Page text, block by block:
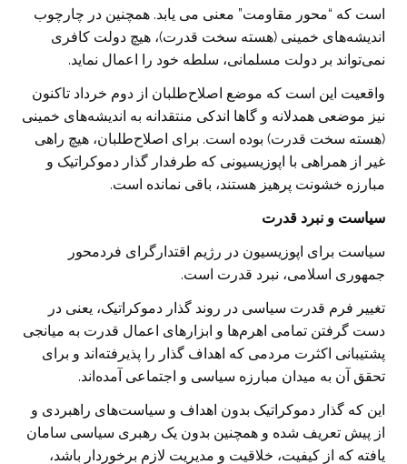
است که “محور مقاومت” معنی می یابد. همچنین در چارچوب
اندیشه‌های خمینی (هسته سخت قدرت)، هیچ دولت کافری
نمی‌تواند بر دولت مسلمانی، سلطه خود را اعمال نماید.
واقعیت این است که موضع اصلاح‌طلبان از دوم خرداد تاکنون
نیز موضعی همدلانه و گاها اندکی منتقدانه به اندیشه‌های خمینی
(هسته سخت قدرت) بوده است. برای اصلاح‌طلبا‌ن، هیچ راهی
غیر از همراهی با اپوزیسیونی که طرفدار گذار دموکراتیک و
مبارزه خشونت پرهیز هستند، باقی نمانده است.
سیاست و نبرد قدرت
سیاست برای اپوزیسیون در رژیم اقتدارگرای فردمحور
جمهوری اسلامی، نبرد قدرت است.
تغییر فرم قدرت سیاسی در روند گذار دموکراتیک، یعنی در
دست گرفتن تمامی اهرم‌ها و ابزارهای اعمال قدرت به میانجی
پشتیبانی اکثرت مردمی که اهداف گذار را پذیرفته‌اند و برای
تحقق آن به میدان مبارزه سیاسی و اجتماعی آمده‌اند.
این که گذار دموکراتیک بدون اهداف و سیاست‌های راهبردی و
از پیش تعریف شده‌ و همچنین بدون یک رهبری سیاسی سامان
یافته که از کیفیت، خلاقیت و مدیریت لازم برخوردار باشد،